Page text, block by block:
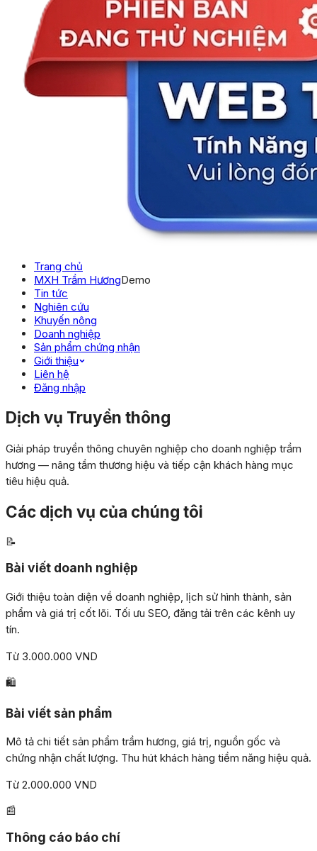
Trang chủ
MXH Trầm HươngDemo
Tin tức
Nghiên cứu
Khuyến nông
Doanh nghiệp
Sản phẩm chứng nhận
Giới thiệu
Liên hệ
Đăng nhập
Dịch vụ Truyền thông
Giải pháp truyền thông chuyên nghiệp cho doanh nghiệp trầm
hương — nâng tầm thương hiệu và tiếp cận khách hàng mục
tiêu hiệu quả.
Các dịch vụ của chúng tôi
📝
Bài viết doanh nghiệp
Giới thiệu toàn diện về doanh nghiệp, lịch sử hình thành, sản
phẩm và giá trị cốt lõi. Tối ưu SEO, đăng tải trên các kênh uy
tín.
Từ 3.000.000 VND
🛍️
Bài viết sản phẩm
Mô tả chi tiết sản phẩm trầm hương, giá trị, nguồn gốc và
chứng nhận chất lượng. Thu hút khách hàng tiềm năng hiệu quả.
Từ 2.000.000 VND
📰
Thông cáo báo chí